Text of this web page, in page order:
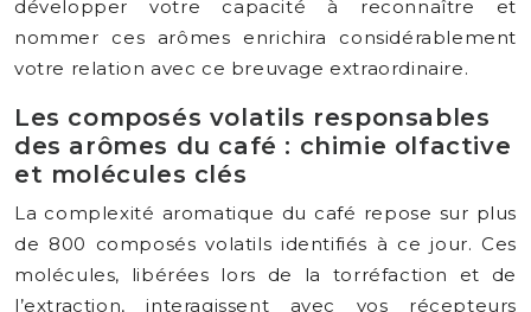
développer votre capacité à reconnaître et
nommer ces arômes enrichira considérablement
votre relation avec ce breuvage extraordinaire.
Les composés volatils responsables
des arômes du café : chimie olfactive
et molécules clés
La complexité aromatique du café repose sur plus
de 800 composés volatils identifiés à ce jour. Ces
molécules, libérées lors de la torréfaction et de
l’extraction, interagissent avec vos récepteurs